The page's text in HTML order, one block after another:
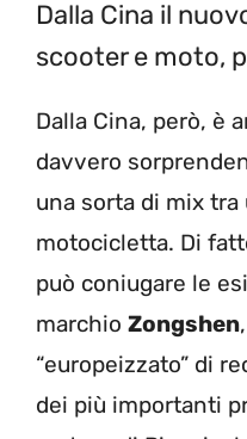
Dalla Cina il
scooter e moto,
Dalla Cina, però, è
davvero
una sorta di mix
motocicletta. Di
può coniugare le
marchio Zongshen
“europeizzato” di
dei più importanti